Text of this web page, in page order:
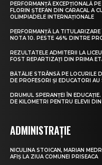
PERFORMANȚĂ EXCEPȚIONALĂ
FLORIN ȘTEFAN DIN CARACAL A
OLIMPIADELE INTERNAȚIONALE
PERFORMANȚĂ LA
NOTA 10. PESTE 46% DINTRE
REZULTATELE ADMITERII LA
FOST REPARTIZAȚI DIN PRIMA
BĂTĂLIE STRÂNSĂ PE LOCURILE
DE PROFESORI ȘI EDUCATORI
DRUMUL SPERANȚEI ÎN
DE KILOMETRI PENTRU ELEVII
ADMINISTRAȚIE
NICULINA STOICAN, MARIAN
AFIȘ LA ZIUA COMUNEI PRISEACA